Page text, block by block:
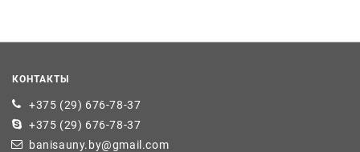
КОНТАКТЫ
+375 (29) 676-78-37
+375 (29) 676-78-37
banisauny.by@gmail.com